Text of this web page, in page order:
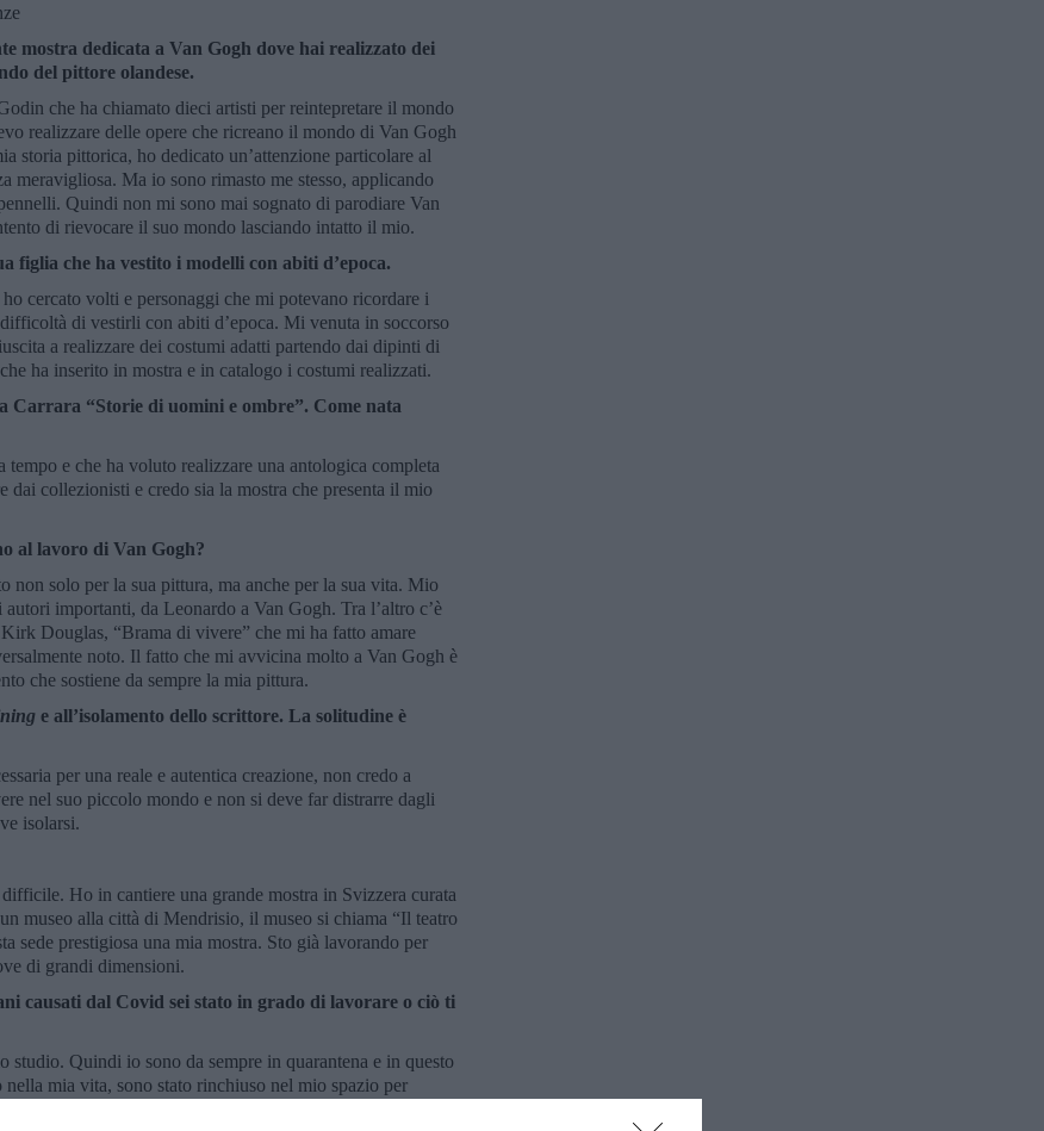
mostra dedicata a Van Gogh dove hai realizzato dei
del pittore olandese.
che ha chiamato dieci artisti per reintepretare il mondo
realizzare delle opere che ricreano il mondo di Van Gogh
storia pittorica, ho dedicato un’attenzione particolare al
meravigliosa. Ma io sono rimasto me stesso, applicando
Quindi non mi sono mai sognato di parodiare Van
di rievocare il suo mondo lasciando intatto il mio.
figlia che ha vestito i modelli con abiti d’epoca.
cercato volti e personaggi che mi potevano ricordare i
di vestirli con abiti d’epoca. Mi venuta in soccorso
a realizzare dei costumi adatti partendo dai dipinti di
ha inserito in mostra e in catalogo i costumi realizzati.
Carrara “Storie di uomini e ombre”. Come nata
tempo e che ha voluto realizzare una antologica completa
collezionisti e credo sia la mostra che presenta il mio
al lavoro di Van Gogh?
non solo per la sua pittura, ma anche per la sua vita. Mio
importanti, da Leonardo a Van Gogh. Tra l’altro c’è
Douglas, “Brama di vivere” che mi ha fatto amare
noto. Il fatto che mi avvicina molto a Van Gogh è
che sostiene da sempre la mia pittura.
e all’isolamento dello scrittore. La solitudine è
per una reale e autentica creazione, non credo a
nel suo piccolo mondo e non si deve far distrarre dagli
isolarsi.
Ho in cantiere una grande mostra in Svizzera curata
museo alla città di Mendrisio, il museo si chiama “Il teatro
sede prestigiosa una mia mostra. Sto già lavorando per
di grandi dimensioni.
causati dal Covid sei stato in grado di lavorare o ciò ti
Quindi io sono da sempre in quarantena e in questo
mia vita, sono stato rinchiuso nel mio spazio per
di vita non sono cambiati con l’arrivo del Covid.